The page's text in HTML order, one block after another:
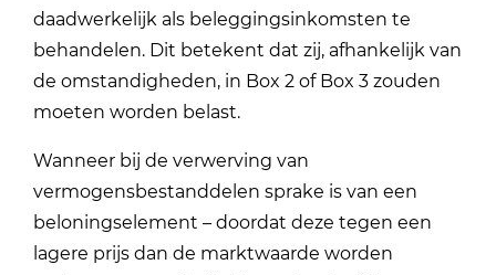
daadwerkelijk als beleggingsinkomsten te
behandelen. Dit betekent dat zij, afhankelijk van
de omstandigheden, in Box 2 of Box 3 zouden
moeten worden belast.
Wanneer bij de verwerving van
vermogensbestanddelen sprake is van een
beloningselement – doordat deze tegen een
lagere prijs dan de marktwaarde worden